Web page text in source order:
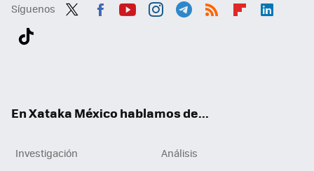
Síguenos
En Xataka México hablamos de...
Investigación
Análisis